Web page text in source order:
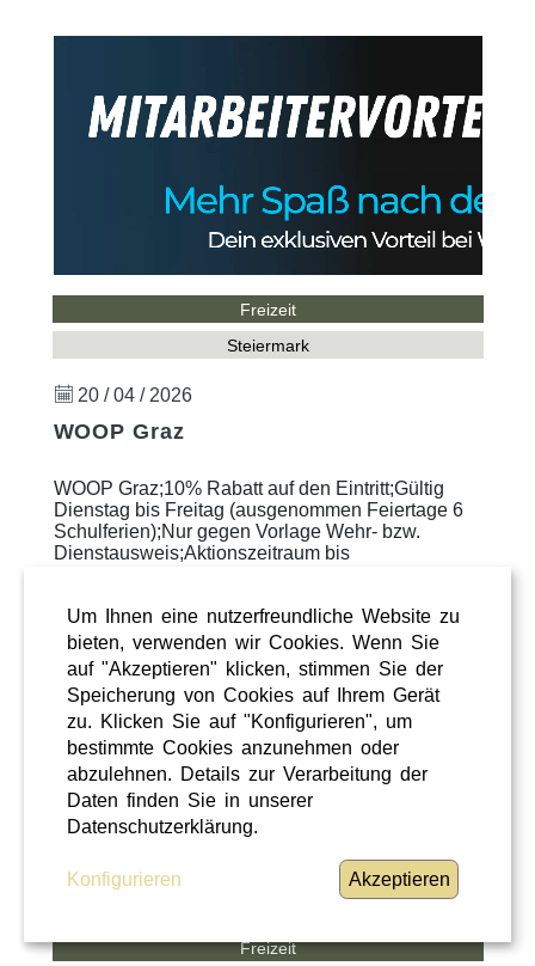
Freizeit
Steiermark
20 / 04 / 2026
WOOP Graz
WOOP Graz;10% Rabatt auf den Eintritt;Gültig
Dienstag bis Freitag (ausgenommen Feiertage 6
Schulferien);Nur gegen Vorlage Wehr- bzw.
Dienstausweis;Aktionszeitraum bis
WEITERLESEN»
Freizeit
Um Ihnen eine nutzerfreundliche Website zu
bieten, verwenden wir Cookies. Wenn Sie
auf "Akzeptieren" klicken, stimmen Sie der
Speicherung von Cookies auf Ihrem Gerät
zu. Klicken Sie auf "Konfigurieren", um
bestimmte Cookies anzunehmen oder
abzulehnen. Details zur Verarbeitung der
Daten finden Sie in unserer
Datenschutzerklärung.
Konfigurieren Akzeptieren